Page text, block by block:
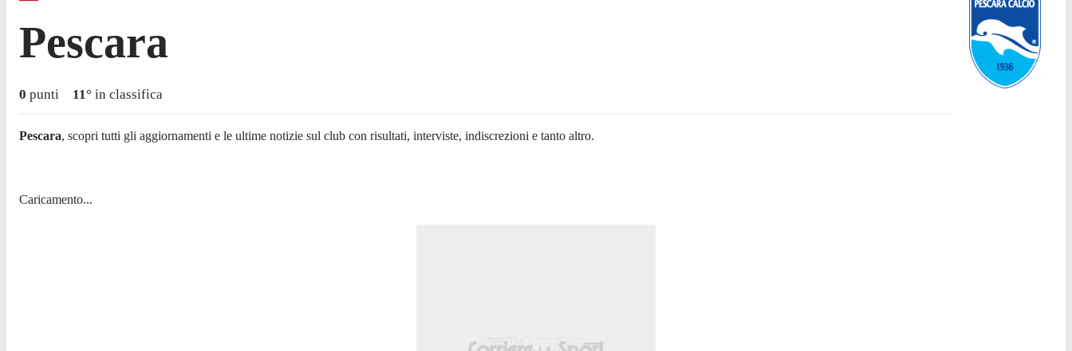
Pescara
0 punti 11° in classifica
Pescara, scopri tutti gli aggiornamenti e le ultime notizie sul club con risultati, interviste, indiscrezioni e tanto altro.
Caricamento...